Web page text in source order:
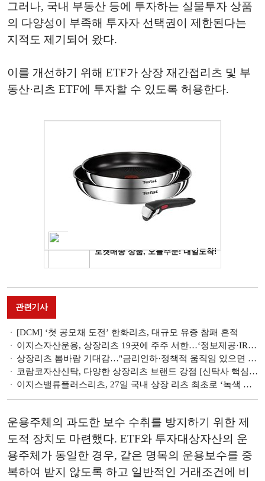
그러나, 국내 부동산 등에 투자하는 실물투자 상품
의 다양성이 부족해 투자자 선택권이 제한된다는
지적도 제기되어 왔다.
이를 개선하기 위해 ETF가 상장 재간접리츠 및 부
동산·리츠 ETF에 투자할 수 있도록 허용한다.
관련기사
[DCM] ‘첫 공모채 도전’ 한화리츠, 대규모 유증 참패 흔적
이지스자산운용, 상장리츠 19곳에 주주 서한…‘정보제공·IR·이해 상충 방지’ 강조
상장리츠 봄바람 기대감…"금리인하·정책적 움직임 있으면 리츠 활성화"
코람코자산신탁, 다양한 상장리츠 브랜드 강점 [신탁사 핵심 리츠상품]
이지스밸류플러스리츠, 27일 국내 상장 리츠 최초로 ‘녹색 채권’ 발행 [ESG 경영]
운용주체의 과도한 보수 수취를 방지하기 위한 제
도적 장치도 마련했다. ETF와 투자대상자산의 운
용주체가 동일한 경우, 같은 명목의 운용보수를 중
복하여 받지 않도록 하고 일반적인 거래조건에 비